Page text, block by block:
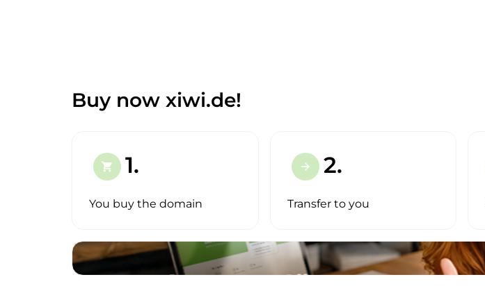
Buy now xiwi.de!
shopping_cart 1.
You buy the domain
arrow_forward 2.
Transfer to you